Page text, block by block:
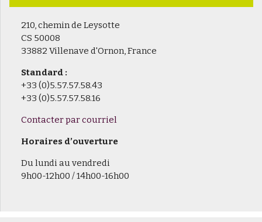
210, chemin de Leysotte
CS 50008
33882 Villenave d'Ornon, France
Standard :
+33 (0)5.57.57.58.43
+33 (0)5.57.57.58.16
Contacter par courriel
Horaires d’ouverture
Du lundi au vendredi
9h00-12h00 / 14h00-16h00